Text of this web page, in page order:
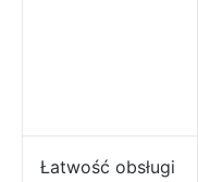
Łatwość obsługi